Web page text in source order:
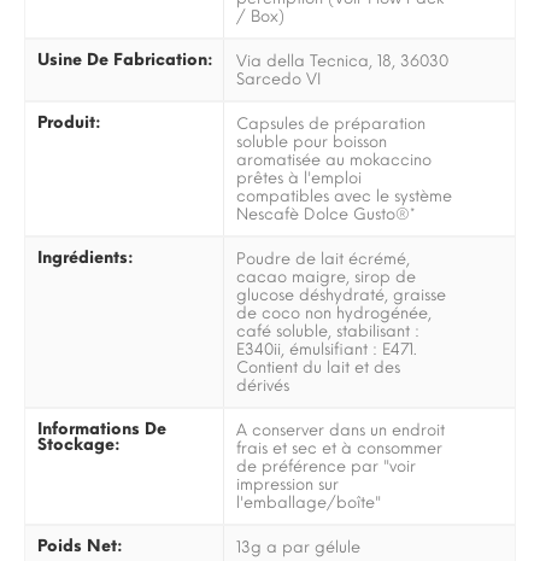
/ Box)
Usine De Fabrication:
Via della Tecnica, 18, 36030
Sarcedo VI
Produit:
Capsules de préparation
soluble pour boisson
aromatisée au mokaccino
prêtes à l'emploi
compatibles avec le système
Nescafè Dolce Gusto®*
Ingrédients:
Poudre de lait écrémé,
cacao maigre, sirop de
glucose déshydraté, graisse
de coco non hydrogénée,
café soluble, stabilisant :
E340ii, émulsifiant : E471.
Contient du lait et des
dérivés
Informations De
Stockage:
A conserver dans un endroit
frais et sec et à consommer
de préférence par "voir
impression sur
l'emballage/boîte"
Poids Net: 13g a par gélule